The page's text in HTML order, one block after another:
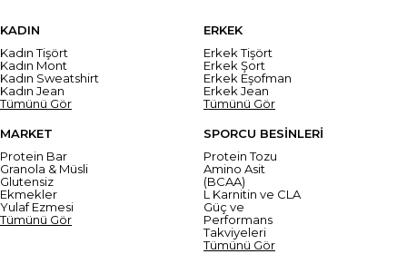
KADIN
Kadın Tişört
Kadın Mont
Kadın Sweatshirt
Kadın Jean
Tümünü Gör
ERKEK
Erkek Tişört
Erkek Şort
Erkek Eşofman
Erkek Jean
Tümünü Gör
MARKET
Protein Bar
Granola & Müsli
Glutensiz
Ekmekler
Yulaf Ezmesi
Tümünü Gör
SPORCU BESİNLERİ
Protein Tozu
Amino Asit
(BCAA)
L Karnitin ve CLA
Güç ve
Performans
Takviyeleri
Tümünü Gör